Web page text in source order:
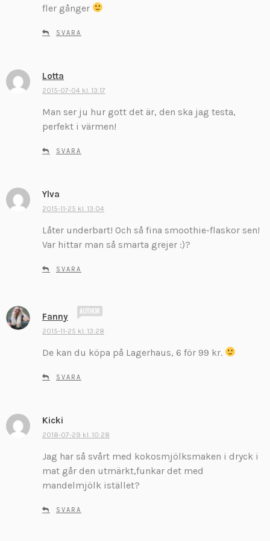
fler gånger
SVARA
Lotta
k
i
v
r
2015-07-04 kl. 13:17
Man ser ju hur gott det är, den ska jag testa,
perfekt i värmen!
SVARA
Ylva
k
i
v
r
2015-11-25 kl. 13:04
Låter underbart! Och så fina smoothie-flaskor sen!
Var hittar man så smarta grejer :)?
SVARA
Fanny
i
2015-11-25 kl. 13:28
De kan du köpa på Lagerhaus, 6 för 99 kr.
SVARA
Kicki
k
i
v
e
:
2018-07-29 kl. 10:28
Jag har så svårt med kokosmjölksmaken i dryck i
mat går den utmärkt,funkar det med
mandelmjölk istället?
SVARA